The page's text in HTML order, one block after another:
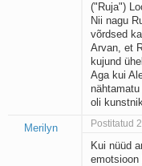
("Ruja")
Nii nagu
võrdsed
Arvan, et
kujund
Aga kui
oli
Merilyn Postitatud
Kui nüüd